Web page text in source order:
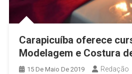
Carapicuíba oferece
Modelagem e Costura
15 De Maio De 2019 Redação